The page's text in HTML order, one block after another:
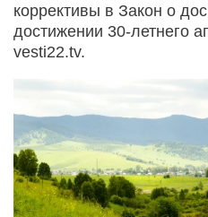
коррективы в Закон о
достижении 30-летнего
vesti22.tv.